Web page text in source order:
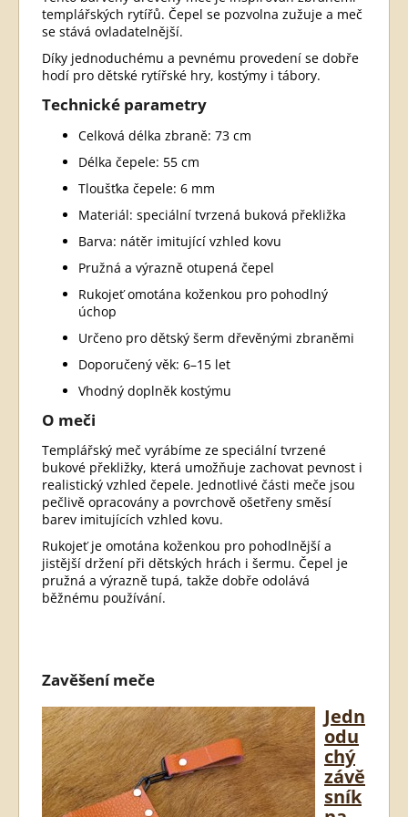
templářských rytířů. Čepel se pozvolna zužuje a meč
se stává ovladatelnější.
Díky jednoduchému a pevnému provedení se dobře
hodí pro dětské rytířské hry, kostýmy i tábory.
Technické parametry
Celková délka zbraně: 73 cm
Délka čepele: 55 cm
Tloušťka čepele: 6 mm
Materiál: speciální tvrzená buková překližka
Barva: nátěr imitující vzhled kovu
Pružná a výrazně otupená čepel
Rukojeť omotána koženkou pro pohodlný
úchop
Určeno pro dětský šerm dřevěnými zbraněmi
Doporučený věk: 6–15 let
Vhodný doplněk kostýmu
O meči
Templářský meč vyrábíme ze speciální tvrzené
bukové překližky, která umožňuje zachovat pevnost i
realistický vzhled čepele. Jednotlivé části meče jsou
pečlivě opracovány a povrchově ošetřeny směsí
barev imitujících vzhled kovu.
Rukojeť je omotána koženkou pro pohodlnější a
jistější držení při dětských hrách i šermu. Čepel je
pružná a výrazně tupá, takže dobře odolává
běžnému používání.
Zavěšení meče
Jedn
odu
chý
závě
sník